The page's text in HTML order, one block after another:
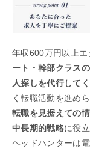
年収600万円以上エ
ート・幹部クラス
人探しを代行して
く転職活動を進めら
転職を見据えての
中長期的戦略に役
ヘッドハンターは